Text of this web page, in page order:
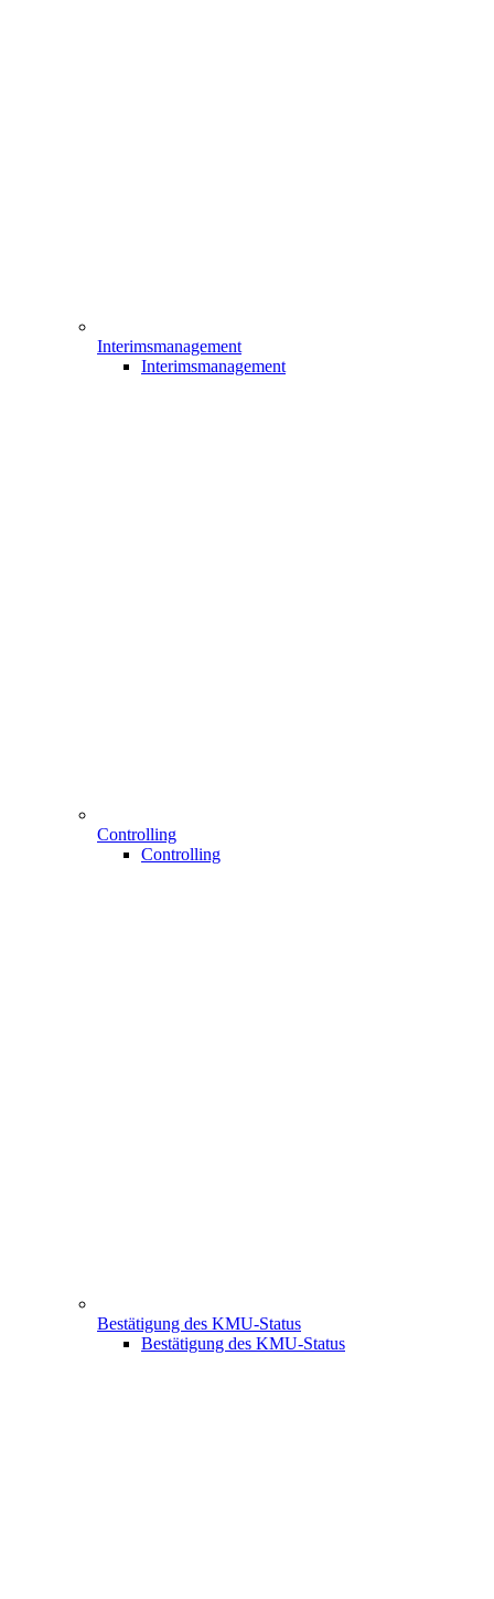
Interimsmanagement
Interimsmanagement
Controlling
Controlling
Bestätigung des KMU-Status
Bestätigung des KMU-Status